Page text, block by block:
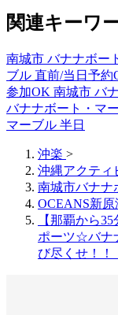
関連キーワ
南城市 バナナボー
ブル 直前/当日予約
参加OK 南城市 バ
バナナボート・マ
マーブル 半日
沖楽 >
沖縄アクティ
南城市バナナ
OCEANS新
【那覇から
ポーツ☆バナ
び尽くせ！！